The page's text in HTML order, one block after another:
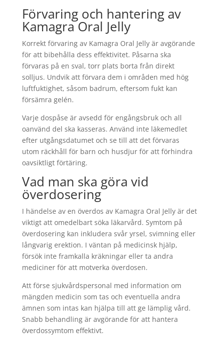
Förvaring och hantering av
Kamagra Oral Jelly
Korrekt förvaring av Kamagra Oral Jelly är avgörande
för att bibehålla dess effektivitet. Påsarna ska
förvaras på en sval, torr plats borta från direkt
solljus. Undvik att förvara dem i områden med hög
luftfuktighet, såsom badrum, eftersom fukt kan
försämra gelén.
Varje dospåse är avsedd för engångsbruk och all
oanvänd del ska kasseras. Använd inte läkemedlet
efter utgångsdatumet och se till att det förvaras
utom räckhåll för barn och husdjur för att förhindra
oavsiktligt förtäring.
Vad man ska göra vid
överdosering
I händelse av en överdos av Kamagra Oral Jelly är det
viktigt att omedelbart söka läkarvård. Symtom på
överdosering kan inkludera svår yrsel, svimning eller
långvarig erektion. I väntan på medicinsk hjälp,
försök inte framkalla kräkningar eller ta andra
mediciner för att motverka överdosen.
Att förse sjukvårdspersonal med information om
mängden medicin som tas och eventuella andra
ämnen som intas kan hjälpa till att ge lämplig vård.
Snabb behandling är avgörande för att hantera
överdossymtom effektivt.